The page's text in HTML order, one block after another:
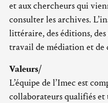
et aux chercheurs qui
consulter les archives.
littéraire, des éditions,
travail de médiation et de
Valeurs/
L’équipe de l’Imec est
collaborateurs qualifiés et